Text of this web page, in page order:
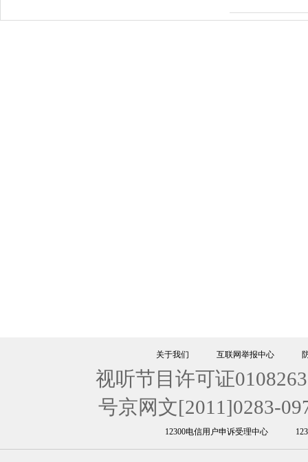
关于我们 互联网举报中心
视听节目许可证0108263
号京网文[2011]0283-
12300电信用户申诉受理中心